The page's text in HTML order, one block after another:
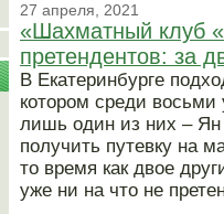
27 апреля, 2021
«Шахматный клуб
претендентов: за
В Екатеринбурге
котором среди
лишь один из них –
получить путевку на
то время как двое
уже ни на что не